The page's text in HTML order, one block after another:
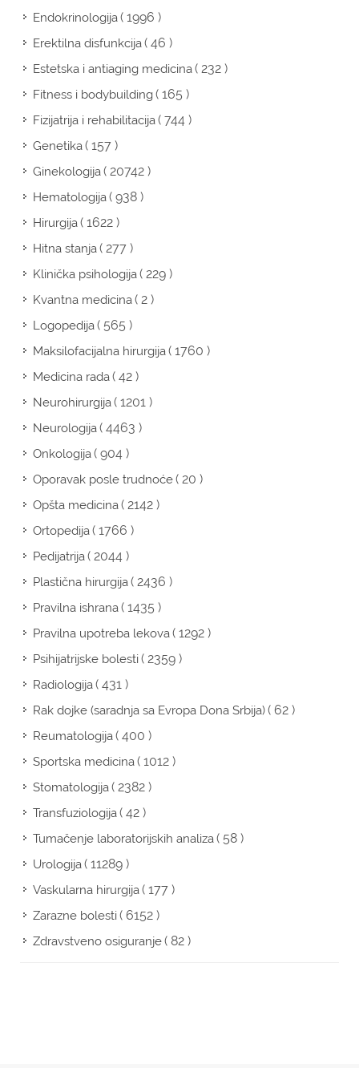
Endokrinologija( 1996 )
Erektilna disfunkcija( 46 )
Estetska i antiaging medicina( 232 )
Fitness i bodybuilding( 165 )
Fizijatrija i rehabilitacija( 744 )
Genetika( 157 )
Ginekologija( 20742 )
Hematologija( 938 )
Hirurgija( 1622 )
Hitna stanja( 277 )
Klinička psihologija( 229 )
Kvantna medicina( 2 )
Logopedija( 565 )
Maksilofacijalna hirurgija( 1760 )
Medicina rada( 42 )
Neurohirurgija( 1201 )
Neurologija( 4463 )
Onkologija( 904 )
Oporavak posle trudnoće( 20 )
Opšta medicina( 2142 )
Ortopedija( 1766 )
Pedijatrija( 2044 )
Plastična hirurgija( 2436 )
Pravilna ishrana( 1435 )
Pravilna upotreba lekova( 1292 )
Psihijatrijske bolesti( 2359 )
Radiologija( 431 )
Rak dojke (saradnja sa Evropa Dona Srbija)( 62 )
Reumatologija( 400 )
Sportska medicina( 1012 )
Stomatologija( 2382 )
Transfuziologija( 42 )
Tumačenje laboratorijskih analiza( 58 )
Urologija( 11289 )
Vaskularna hirurgija( 177 )
Zarazne bolesti( 6152 )
Zdravstveno osiguranje( 82 )